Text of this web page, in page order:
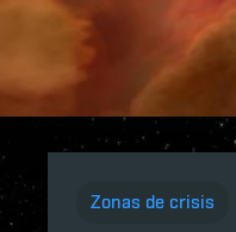
Zonas de crisis